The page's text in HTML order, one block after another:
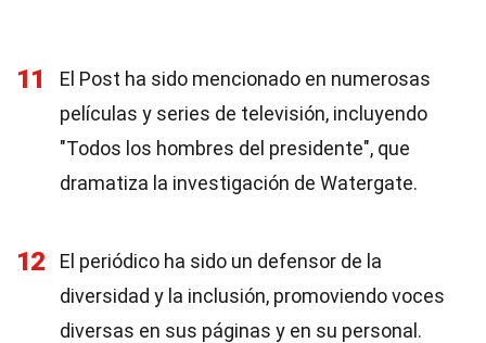
11
El Post ha sido mencionado en numerosas
películas y series de televisión, incluyendo
"Todos los hombres del presidente", que
dramatiza la investigación de Watergate.
12
El periódico ha sido un defensor de la
diversidad y la inclusión, promoviendo voces
diversas en sus páginas y en su personal.